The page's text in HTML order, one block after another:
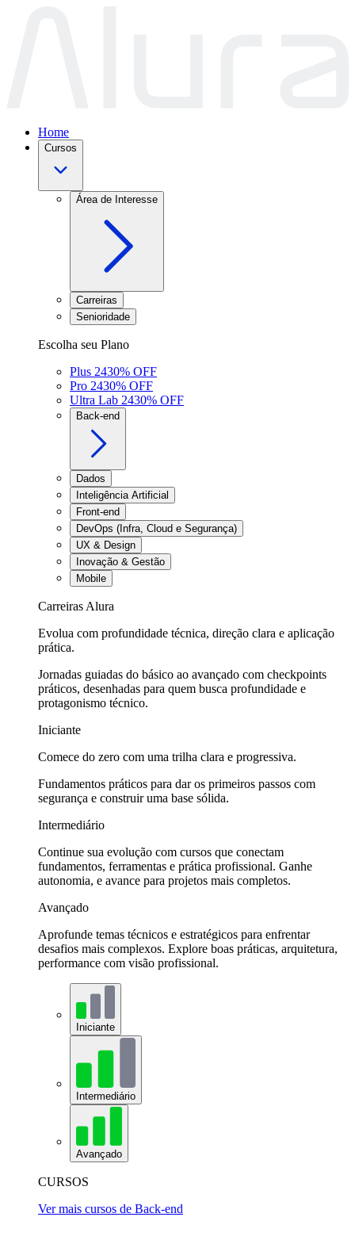
Home
Cursos
Área de Interesse
Carreiras
Senioridade
Escolha seu Plano
Plus 2430% OFF
Pro 2430% OFF
Ultra Lab 2430% OFF
Back-end
Dados
Inteligência Artificial
Front-end
DevOps (Infra, Cloud e Segurança)
UX & Design
Inovação & Gestão
Mobile
Carreiras Alura
Evolua com profundidade técnica, direção clara e aplicação
prática.
Jornadas guiadas do básico ao avançado com checkpoints
práticos, desenhadas para quem busca profundidade e
protagonismo técnico.
Iniciante
Comece do zero com uma trilha clara e progressiva.
Fundamentos práticos para dar os primeiros passos com
segurança e construir uma base sólida.
Intermediário
Continue sua evolução com cursos que conectam
fundamentos, ferramentas e prática profissional. Ganhe
autonomia, e avance para projetos mais completos.
Avançado
Aprofunde temas técnicos e estratégicos para enfrentar
desafios mais complexos. Explore boas práticas, arquitetura,
performance com visão profissional.
Iniciante
Intermediário
Avançado
CURSOS
Ver mais cursos de Back-end